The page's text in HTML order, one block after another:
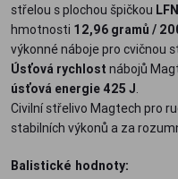
střelou s plochou špičkou
hmotnosti 12,96 gramů /
výkonné náboje pro cvičnou
Úsťová rychlost nábojů
úsťová energie 425 J
Civilní střelivo Magtech pro
stabilních výkonů a za
Balistické hodnoty: